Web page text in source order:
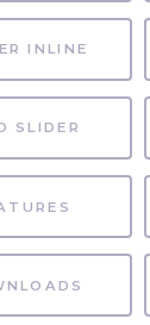
INLINE
SLIDER